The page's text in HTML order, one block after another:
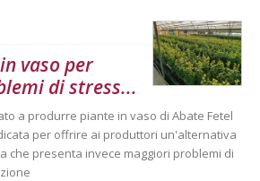
vaso per
di stress...
a produrre piante in vaso di Abate Fetel
per offrire ai produttori un'alternativa
che presenta invece maggiori problemi di